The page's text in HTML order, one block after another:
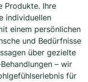
Produkte. Ihre
individuellen
einem persönlichen
und Bedürfnisse
über gezielte
– wir
für